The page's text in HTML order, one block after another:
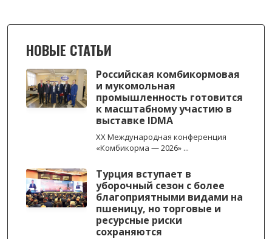
НОВЫЕ СТАТЬИ
Российская комбикормовая
и мукомольная
промышленность готовится
к масштабному участию в
выставке IDMA
XX Международная конференция
«Комбикорма — 2026» ...
Турция вступает в
уборочный сезон с более
благоприятными видами на
пшеницу, но торговые и
ресурсные риски
сохраняются